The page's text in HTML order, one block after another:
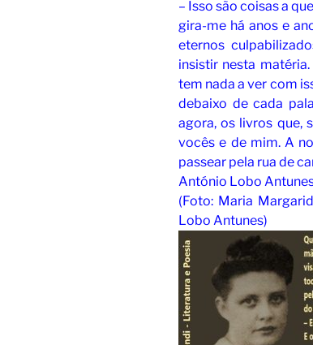
– Isso são coisas a
gira-me há anos e
eternos
insistir nesta
tem nada a ver com
debaixo de cada
agora, os livros que,
vocês e de mim. A
passear pela rua de
António Lobo
(Foto: Maria
Lobo Antunes)